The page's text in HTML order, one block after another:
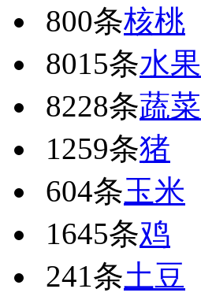
800条核桃
8015条水果
8228条蔬菜
1259条猪
604条玉米
1645条鸡
241条土豆